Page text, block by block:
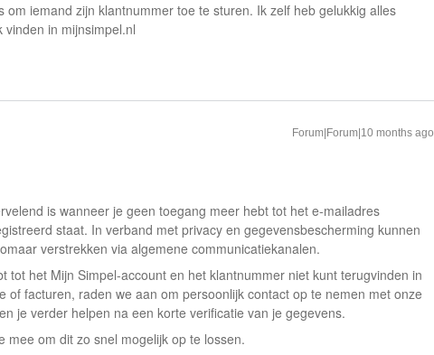
om iemand zijn klantnummer toe te sturen. Ik zelf heb gelukkig alles
in mijnsimpel.nl
Forum|Forum|10 months ago
is wanneer je geen toegang meer hebt tot het e-mailadres
staat. In verband met privacy en gegevensbescherming kunnen
verstrekken via algemene communicatiekanalen.
tot het Mijn Simpel-account en het klantnummer niet kunt terugvinden in
of facturen, raden we aan om persoonlijk contact op te nemen met onze
je verder helpen na een korte verificatie van je gegevens.
mee om dit zo snel mogelijk op te lossen.